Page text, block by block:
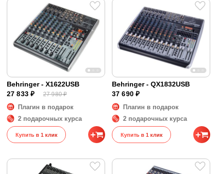
Behringer - X1622USB
27 833 ₽
27 980 ₽
Плагин в подарок
2 подарочных курса
Купить в 1 клик
Behringer - QX1832USB
37 690 ₽
Плагин в подарок
2 подарочных курса
Купить в 1 клик